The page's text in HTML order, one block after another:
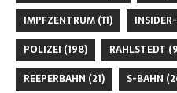
IMPFZENTRUM (11)
POLIZEI (198) RAHLSTEDT
REEPERBAHN (21) S-BAHN